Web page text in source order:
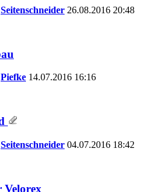
Seitenschneider 26.08.2016 20:48
Piefke 14.07.2016 16:16
Seitenschneider 04.07.2016 18:42
Velorex